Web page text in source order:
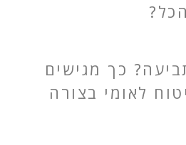
כך מגישים
לאומי בצורה